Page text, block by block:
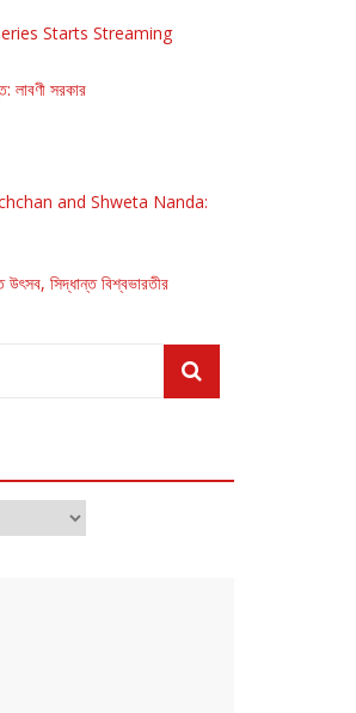
Starts Streaming
লাবণী সরকার
and Shweta Nanda:
সিদ্ধান্ত বিশ্বভারতীর